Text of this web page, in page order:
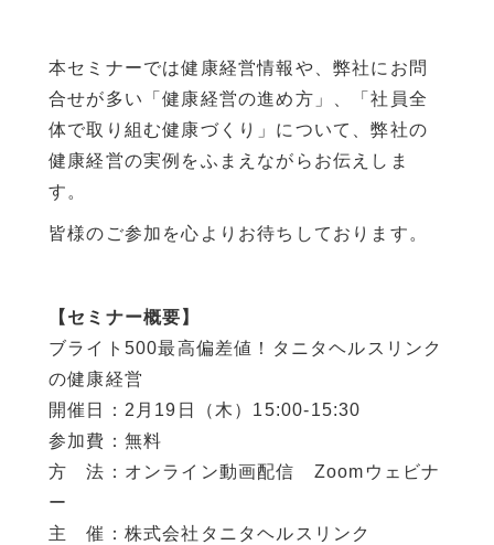
本セミナーでは健康経営情報や、弊社にお問
合せが多い「健康経営の進め方」、「社員全
体で取り組む健康づくり」について、弊社の
健康経営の実例をふまえながらお伝えしま
す。
皆様のご参加を心よりお待ちしております。
【セミナー概要】
ブライト500最高偏差値！タニタヘルスリンク
の健康経営
開催日：2月19日（木）15:00-15:30
参加費：無料
方 法：オンライン動画配信 Zoomウェビナ
ー
主 催：株式会社タニタヘルスリンク